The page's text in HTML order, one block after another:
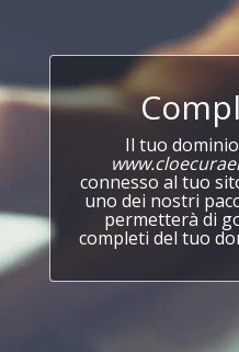
Il tuo
connesso al tuo
uno dei nostri
permetterà di
completi del tuo